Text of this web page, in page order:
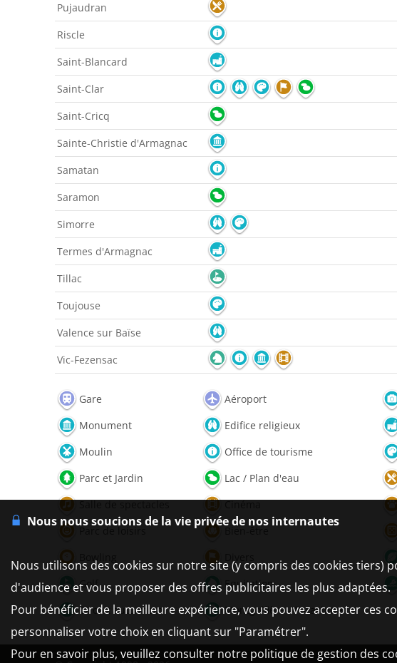
Pujaudran
Riscle
Saint-Blancard
Saint-Clar
Saint-Cricq
Sainte-Christie d'Armagnac
Samatan
Saramon
Simorre
Termes d'Armagnac
Tillac
Toujouse
Valence sur Baïse
Vic-Fezensac
Gare Aéroport
Monument
Edifice religieux
Moulin
Office de tourisme
Parc et Jardin
Lac / Plan d'eau
Bowling
Golf
Equitation
Circuit auto/moto
Montgolfière - Parachute
Nous nous soucions de la vie privée de nos internautes
Nous utilisons des cookies sur notre site (y compris des cookies
d'audience et vous proposer des offres publicitaires les plus adaptées.
Pour bénéficier de la meilleure expérience, vous pouvez accepter ces
personnaliser votre choix en cliquant sur "Paramétrer".
Pour en savoir plus, veuillez consulter notre politique de gestion des